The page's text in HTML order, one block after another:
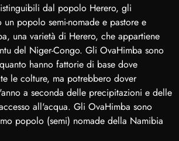
dal popolo Herero, gli
un popolo semi-nomade e pastore e
una varietà di Herero, che appartiene
del Niger-Congo. Gli OvaHimba sono
hanno fattorie di base dove
le colture, ma potrebbero dover
a seconda delle precipitazioni e delle
all'acqua. Gli OvaHimba sono
popolo (semi) nomade della Namibia